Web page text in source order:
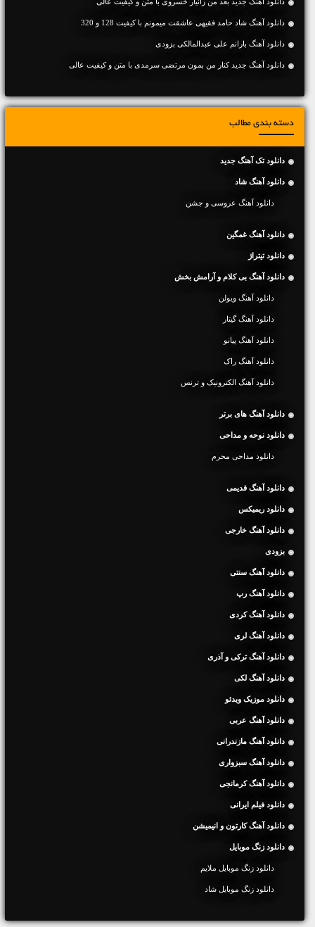
دانلود آهنگ شاد حامد فقیهی عاشقت میمونم با کیفیت 128 و 320
دانلود آهنگ بارانم علی عبدالمالکی بزودی
دانلود آهنگ جديد کنار من بمون مرتضی سرمدی با متن و کیفیت عالی
دسته بندی مطالب
دانلود تک آهنگ جدید
دانلود آهنگ شاد
دانلود آهنگ عروسی و جشن
دانلود آهنگ غمگین
دانلود تیتراژ
دانلود آهنگ بی کلام و آرامش بخش
دانلود آهنگ ویولن
دانلود آهنگ گیتار
دانلود آهنگ پیانو
دانلود آهنگ راک
دانلود آهنگ الکترونیک و ترنس
دانلود آهنگ های برتر
دانلود نوحه و مداحی
دانلود مداحی محرم
دانلود آهنگ قدیمی
دانلود ریمیکس
دانلود آهنگ خارجی
بزودی
دانلود آهنگ سنتی
دانلود آهنگ رپ
دانلود آهنگ کردی
دانلود آهنگ لری
دانلود آهنگ ترکی و آذری
دانلود آهنگ لکی
دانلود موزیک ویدئو
دانلود آهنگ عربی
دانلود آهنگ مازندرانی
دانلود آهنگ سبزواری
دانلود آهنگ کرمانجی
دانلود فیلم ایرانی
دانلود آهنگ کارتون و انیمیشن
دانلود زنگ موبایل
دانلود زنگ موبایل ملایم
دانلود زنگ موبایل شاد